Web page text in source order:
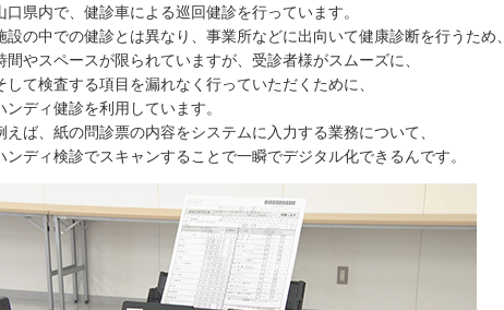
で、健診車による巡回健診を行っています。
での健診とは異なり、事業所などに出向いて健康診断を行うため、
ペースが限られていますが、受診者様がスムーズに、
査する項目を漏れなく行っていただくために、
健診を利用しています。
紙の問診票の内容をシステムに入力する業務について、
検診でスキャンすることで一瞬でデジタル化できるんです。